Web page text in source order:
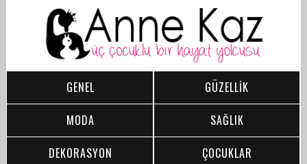
GENEL
GÜZELLİK
MODA
SAĞLIK
DEKORASYON
ÇOCUKLAR